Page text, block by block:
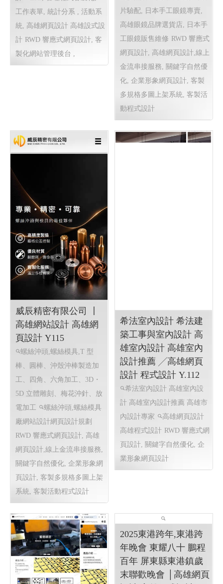
工作表單, 統計分系 , 活動系
統, 高雄網頁設計 高雄設式設
計 RWD 響應式網頁設計, 客
製化網站管理後台 ,
高雄配眼鏡推薦 傑瑞
光學眼鏡 ╱高雄網頁
設計 程式設計 Y.112
高雄配眼鏡推薦,高雄多焦
鏡片驗配,高雄蔡司鏡片驗配,
日本手工眼鏡專賣,高雄眼鏡
品牌選貨店,日本手工眼鏡販
售維修
高雄配眼鏡推薦, 高
片驗配, 日本手工眼鏡專賣,
高雄眼鏡品牌選貨店, 日本手
威辰精密有限公司 〡
高雄網站設計 高雄網
頁設計 Y115
螺絲沖頭,螺絲模具,T 型
棒、圓棒、沖殼沖棒製造加
5D 立體雕刻、梅花沖針、放
電加工
螺絲沖頭,螺絲模具
廠網站設計網頁設計規劃
RWD 響應式網頁設計, 高雄
網頁設計,線上金流串接服務,
希法室內設計 希法建
築工事與室內設計 高
雄室內設計 高雄室內
計 高雄室內設計推薦 高雄市
內設計專家
高雄網頁設計
高雄程式設計 RWD 響應式網
頁設計, 關鍵字自然優化, 企
業形象網頁設計